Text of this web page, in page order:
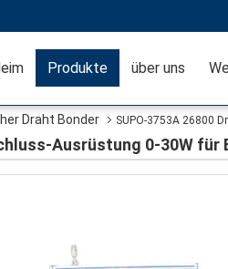
Produkte über uns
Draht Bonder SUPO-3753A 26800
Ausrüstung 0-30W